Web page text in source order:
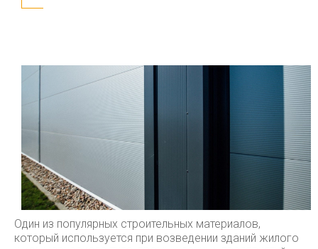
Один из популярных строительных материалов,
который используется при возведении зданий жилого